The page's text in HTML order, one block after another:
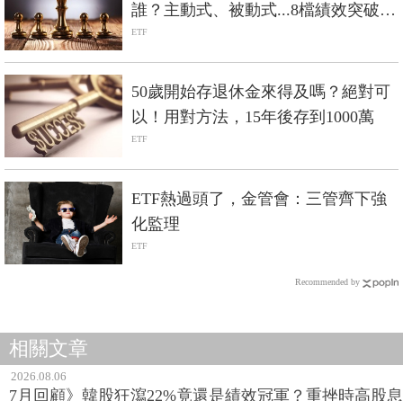
誰？主動式、被動式...8檔績效突破
100%
ETF
50歲開始存退休金來得及嗎？絕對可
以！用對方法，15年後存到1000萬
ETF
ETF熱過頭了，金管會：三管齊下強
化監理
ETF
Recommended by
相關文章
2026.08.06
7月回顧》韓股狂瀉22%竟還是績效冠軍？重挫時高股息